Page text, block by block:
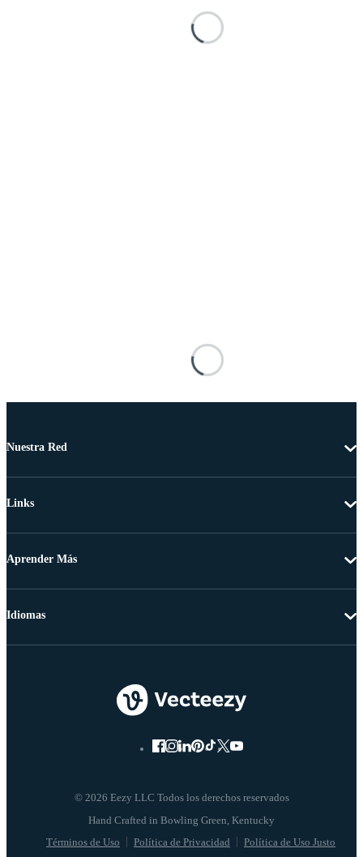
Nuestra Red
Links
Aprender Más
© 2026 Eezy LLC Todos los derechos reservados
Términos de Uso Política de Privacidad Política de Uso Justo
Idiomas